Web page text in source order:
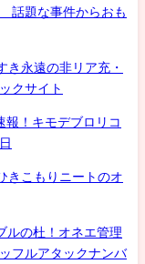
話題な事件からおも
き永遠の非リア充・
クサイト
報！キモデブロリコ
きこもりニートのオ
ルの杜！オネエ管理
フルアタックナンバ